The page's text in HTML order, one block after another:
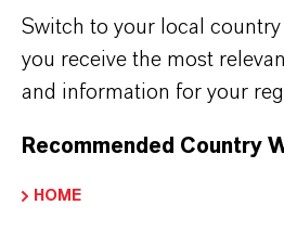
Nilva Teresa
Jarinu
Switch to your local
you receive the most
and information for your
Recommended Country
HOME